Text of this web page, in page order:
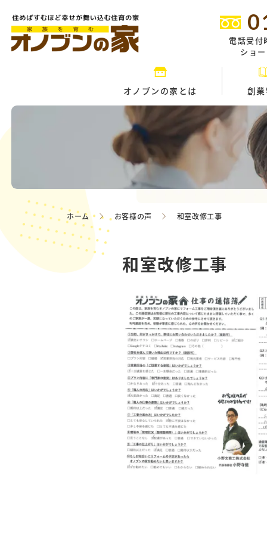
電話受付
ショ
オノブンの家とは 創
ホーム お客様の声 和室改修工事
和室改修工事